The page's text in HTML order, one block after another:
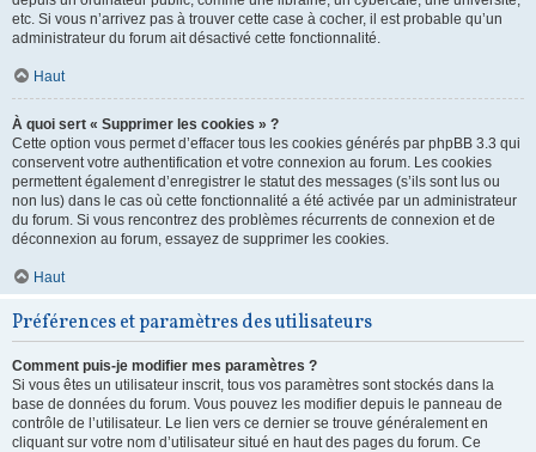
etc. Si vous n’arrivez pas à trouver cette case à cocher, il est probable qu’un
administrateur du forum ait désactivé cette fonctionnalité.
Haut
À quoi sert « Supprimer les cookies » ?
Cette option vous permet d’effacer tous les cookies générés par phpBB 3.3 qui
conservent votre authentification et votre connexion au forum. Les cookies
permettent également d’enregistrer le statut des messages (s’ils sont lus ou
non lus) dans le cas où cette fonctionnalité a été activée par un administrateur
du forum. Si vous rencontrez des problèmes récurrents de connexion et de
déconnexion au forum, essayez de supprimer les cookies.
Haut
Préférences et paramètres des utilisateurs
Comment puis-je modifier mes paramètres ?
Si vous êtes un utilisateur inscrit, tous vos paramètres sont stockés dans la
base de données du forum. Vous pouvez les modifier depuis le panneau de
contrôle de l’utilisateur. Le lien vers ce dernier se trouve généralement en
cliquant sur votre nom d’utilisateur situé en haut des pages du forum. Ce